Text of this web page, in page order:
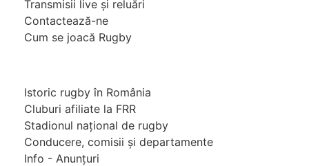
Transmisii live și reluări
Contactează-ne
Cum se joacă Rugby
Istoric rugby în România
Cluburi afiliate la FRR
Stadionul național de rugby
Conducere, comisii și departamente
Info - Anunțuri